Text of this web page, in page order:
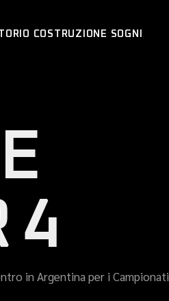
COSTRUZIONE SOGNI
4
in Argentina per i Campionati